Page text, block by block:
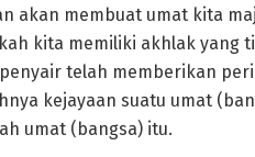
akan membuat umat kita
kita memiliki akhlak yang
telah memberikan
kejayaan suatu umat
umat (bangsa) itu.